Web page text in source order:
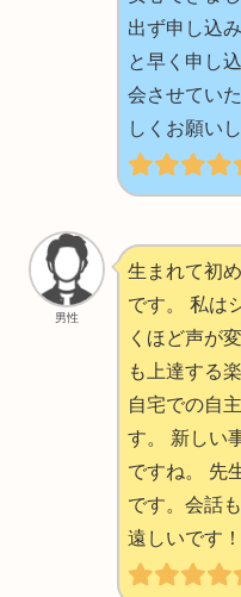
出ず申し込
と早く申し
会させてい
しくお願いし
男性
生まれて初
です。 私は
くほど声が
も上達する
自宅での自
す。 新しい
ですね。 先
です。会話
遠しいです！